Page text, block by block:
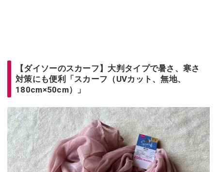
【ダイソーのスカーフ】大判タイプで暑さ、寒さ
対策にも便利「スカーフ（UVカット、無地、
180cm×50cm）」